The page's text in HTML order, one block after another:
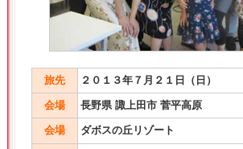
旅先 ２０１３年７月２１日（日）
会場 長野県 諏上田市 菅平高原
会場 ダボスの丘リゾート